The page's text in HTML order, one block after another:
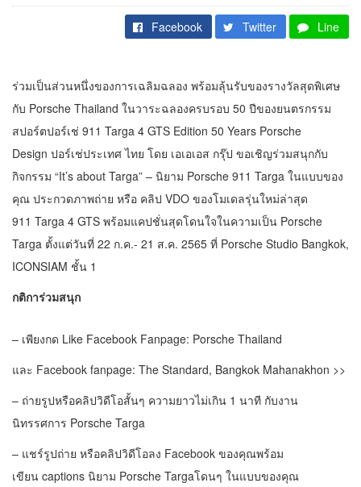
Facebook Twitter Line
ร่วมเป็นส่วนหนึ่งของการเฉลิมฉลอง พร้อมลุ้นรับของรางวัลสุดพิเศษ
กับ Porsche Thailand ในวาระฉลองครบรอบ 50 ปีของยนตรกรรม
สปอร์ตปอร์เช่ 911 Targa 4 GTS Edition 50 Years Porsche
Design ปอร์เช่ประเทศ ไทย โดย เอเอเอส กรุ๊ป ขอเชิญร่วมสนุกกับ
กิจกรรม “It’s about Targa” – นิยาม Porsche 911 Targa ในแบบของ
คุณ ประกวดภาพถ่าย หรือ คลิป VDO ของโมเดลรุ่นใหม่ล่าสุด
911 Targa 4 GTS พร้อมแคปชั่นสุดโดนใจในความเป็น Porsche
Targa ตั้งแต่วันที่ 22 ก.ค.- 21 ส.ค. 2565 ที่ Porsche Studio Bangkok,
ICONSIAM ชั้น 1
กติการ่วมสนุก
– เพียงกด Like Facebook Fanpage: Porsche Thailand
และ Facebook fanpage: The Standard, Bangkok Mahanakhon >>
– ถ่ายรูปหรือคลิปวิดีโอสั้นๆ ความยาวไม่เกิน 1 นาที กับงาน
นิทรรศการ Porsche Targa
– แชร์รูปถ่าย หรือคลิปวิดีโอลง Facebook ของคุณพร้อม
เขียน captions นิยาม Porsche Targaโดนๆ ในแบบของคุณ